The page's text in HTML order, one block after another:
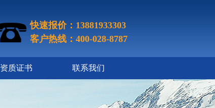
快速报价：13881933303
客户热线：400-028-8787
资质证书 联系我们